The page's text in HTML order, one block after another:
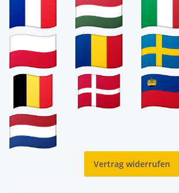
Vertrag widerrufen